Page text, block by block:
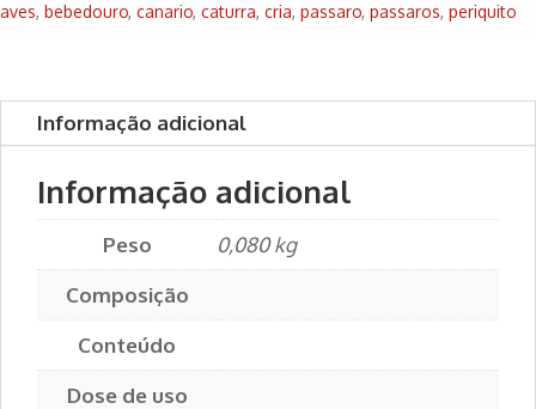
aves, bebedouro, canario, caturra, cria, passaro, passaros, periquito
Informação adicional
Informação adicional
Peso
0,080 kg
Composição
Conteúdo
Dose de uso